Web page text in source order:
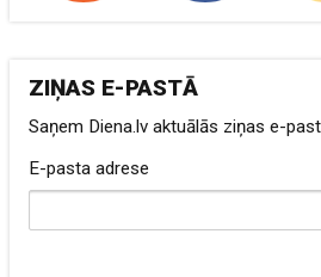
ZIŅAS E-PASTĀ
Saņem Diena.lv aktuālās ziņas e-
E-pasta adrese